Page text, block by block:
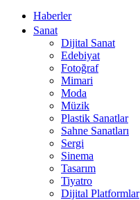
Haberler
Sanat
Dijital Sanat
Edebiyat
Fotoğraf
Mimari
Moda
Müzik
Plastik Sanatlar
Sahne Sanatları
Sergi
Sinema
Tasarım
Tiyatro
Dijital Platformlar